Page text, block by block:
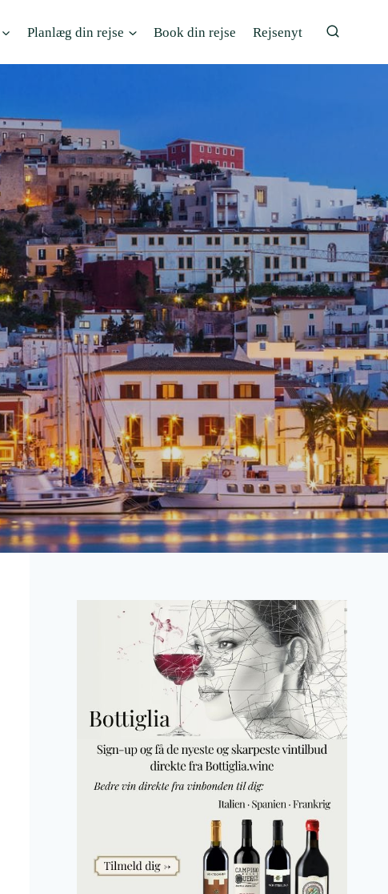
Planlæg din rejse Book din rejse Rejsenyt